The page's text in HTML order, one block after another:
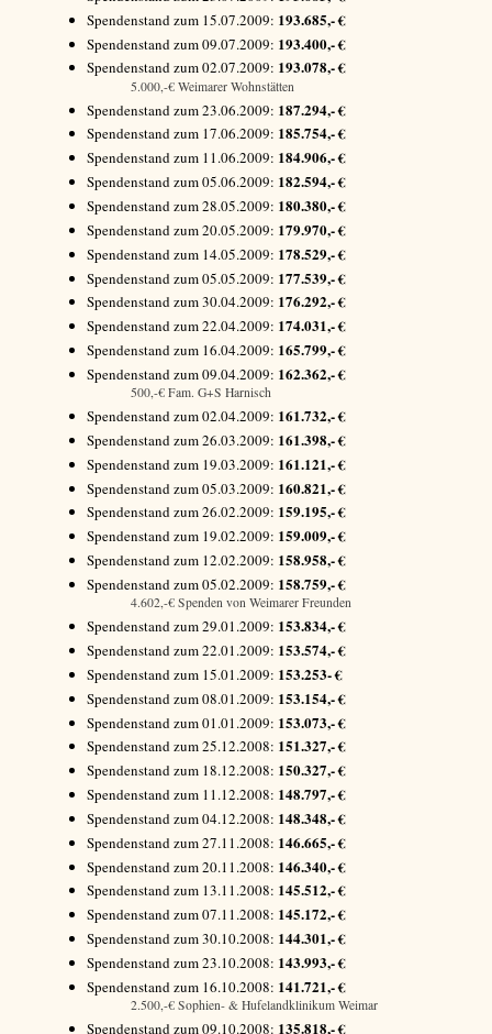
Spendenstand zum 15.07.2009: 193.685,- €
Spendenstand zum 09.07.2009: 193.400,- €
Spendenstand zum 02.07.2009: 193.078,- €
5.000,-€ Weimarer Wohnstätten
Spendenstand zum 23.06.2009: 187.294,- €
Spendenstand zum 17.06.2009: 185.754,- €
Spendenstand zum 11.06.2009: 184.906,- €
Spendenstand zum 05.06.2009: 182.594,- €
Spendenstand zum 28.05.2009: 180.380,- €
Spendenstand zum 20.05.2009: 179.970,- €
Spendenstand zum 14.05.2009: 178.529,- €
Spendenstand zum 05.05.2009: 177.539,- €
Spendenstand zum 30.04.2009: 176.292,- €
Spendenstand zum 22.04.2009: 174.031,- €
Spendenstand zum 16.04.2009: 165.799,- €
Spendenstand zum 09.04.2009: 162.362,- €
500,-€ Fam. G+S Harnisch
Spendenstand zum 02.04.2009: 161.732,- €
Spendenstand zum 26.03.2009: 161.398,- €
Spendenstand zum 19.03.2009: 161.121,- €
Spendenstand zum 05.03.2009: 160.821,- €
Spendenstand zum 26.02.2009: 159.195,- €
Spendenstand zum 19.02.2009: 159.009,- €
Spendenstand zum 12.02.2009: 158.958,- €
Spendenstand zum 05.02.2009: 158.759,- €
4.602,-€ Spenden von Weimarer Freunden
Spendenstand zum 29.01.2009: 153.834,- €
Spendenstand zum 22.01.2009: 153.574,- €
Spendenstand zum 15.01.2009: 153.253- €
Spendenstand zum 08.01.2009: 153.154,- €
Spendenstand zum 01.01.2009: 153.073,- €
Spendenstand zum 25.12.2008: 151.327,- €
Spendenstand zum 18.12.2008: 150.327,- €
Spendenstand zum 11.12.2008: 148.797,- €
Spendenstand zum 04.12.2008: 148.348,- €
Spendenstand zum 27.11.2008: 146.665,- €
Spendenstand zum 20.11.2008: 146.340,- €
Spendenstand zum 13.11.2008: 145.512,- €
Spendenstand zum 07.11.2008: 145.172,- €
Spendenstand zum 30.10.2008: 144.301,- €
Spendenstand zum 23.10.2008: 143.993,- €
Spendenstand zum 16.10.2008: 141.721,- €
2.500,-€ Sophien- & Hufelandklinikum Weimar
Spendenstand zum 09.10.2008: 135.818,- €